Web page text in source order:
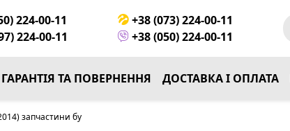
224-00-11
+38 (073) 224-00-11
224-00-11
+38 (050) 224-00-11
ГАРАНТІЯ ТА ПОВЕРНЕННЯ ДОСТАВКА І ОПЛАТА
запчастини бу